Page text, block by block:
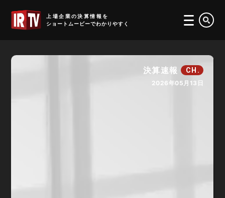
上場企業の決算情報を
ショートムービーでわかりやすく
決算速報 CH.
2026年05月13日